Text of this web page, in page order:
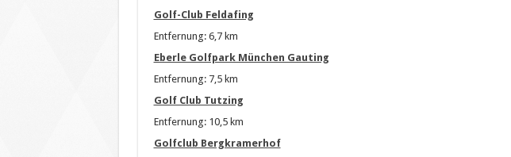
Golf-Club Feldafing
Entfernung: 6,7 km
Eberle Golfpark München Gauting
Entfernung: 7,5 km
Golf Club Tutzing
Entfernung: 10,5 km
Golfclub Bergkramerhof